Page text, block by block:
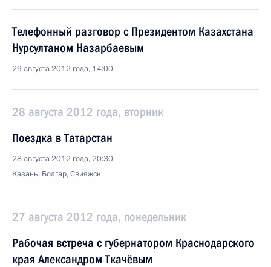
Телефонный разговор с Президентом Казахстана
Нурсултаном Назарбаевым
29 августа 2012 года, 14:00
28 августа 2012 года, вторник
Поездка в Татарстан
28 августа 2012 года, 20:30
Казань, Болгар, Свияжск
27 августа 2012 года, понедельник
Рабочая встреча с губернатором Краснодарского
края Александром Ткачёвым